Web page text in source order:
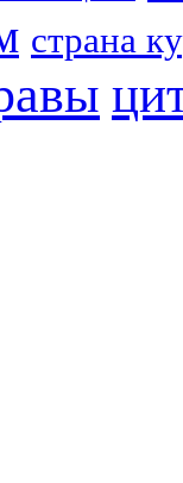
страна